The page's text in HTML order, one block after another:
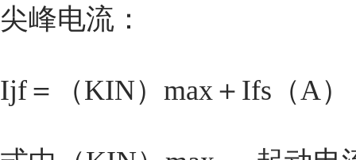
尖峰电流：
Ijf＝（KIN）max＋Ifs（A）